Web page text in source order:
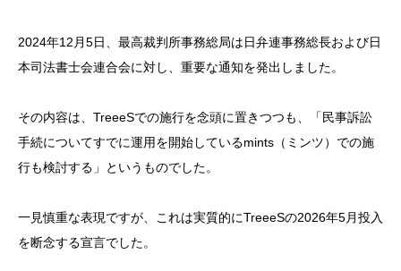
2024年12月5日、最高裁判所事務総局は日弁連事務総長および日
本司法書士会連合会に対し、重要な通知を発出しました。
その内容は、TreeeSでの施行を念頭に置きつつも、「民事訴訟
手続についてすでに運用を開始しているmints（ミンツ）での施
行も検討する」というものでした。
一見慎重な表現ですが、これは実質的にTreeeSの2026年5月投入
を断念する宣言でした。